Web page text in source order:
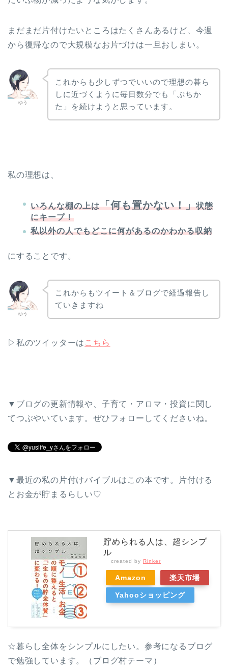
まだまだ片付けたいところはたくさんあるけど、今週
から復帰なので大規模なお片づけは一旦おしまい。
ゆう
これからも少しずつでいいので理想の暮ら
しに近づくように毎日数分でも「ぷちか
た」を続けようと思っています。
私の理想は、
いろんな棚の上は「何も置かない！」状態
にキープ！
私以外の人でもどこに何があるのかわかる収納
にすることです。
ゆう
これからもツイート＆ブログで経過報告し
ていきますね
▷私のツイッターは こちら
▼ブログの更新情報や、子育て・アロマ・投資に関し
てつぶやいています。ぜひフォローしてくださいね。
▼最近の私の片付けバイブルはこの本です。片付ける
とお金が貯まるらしい♡
貯められる人は、超シンプ
ル
created by Rinker
Amazon 楽天市場
Yahooショッピング
☆暮らし全体をシンプルにしたい。参考になるブログ
で勉強しています。（ブログ村テーマ）